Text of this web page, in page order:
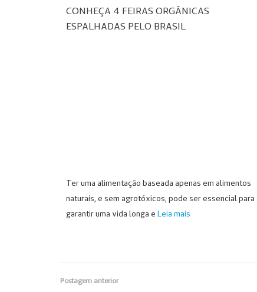
CONHEÇA 4 FEIRAS ORGÂNICAS
ESPALHADAS PELO BRASIL
Ter uma alimentação baseada apenas em alimentos
naturais, e sem agrotóxicos, pode ser essencial para
garantir uma vida longa e Leia mais
Postagem anterior